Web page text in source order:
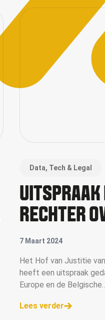
Data, Tech & Legal
UITSPRAAK
RECHTER
EUROPE &
7 Maart 2024
Het Hof van Justitie
heeft een uitspraak
Europe en de Belgische
van het TCF, nadat de
Lees verder